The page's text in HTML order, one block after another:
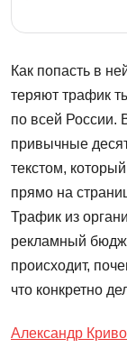
Как попасть в
теряют трафик
по всей России.
привычные
текстом,
прямо на
Трафик из
рекламный
происходит,
что конкретно
Александр